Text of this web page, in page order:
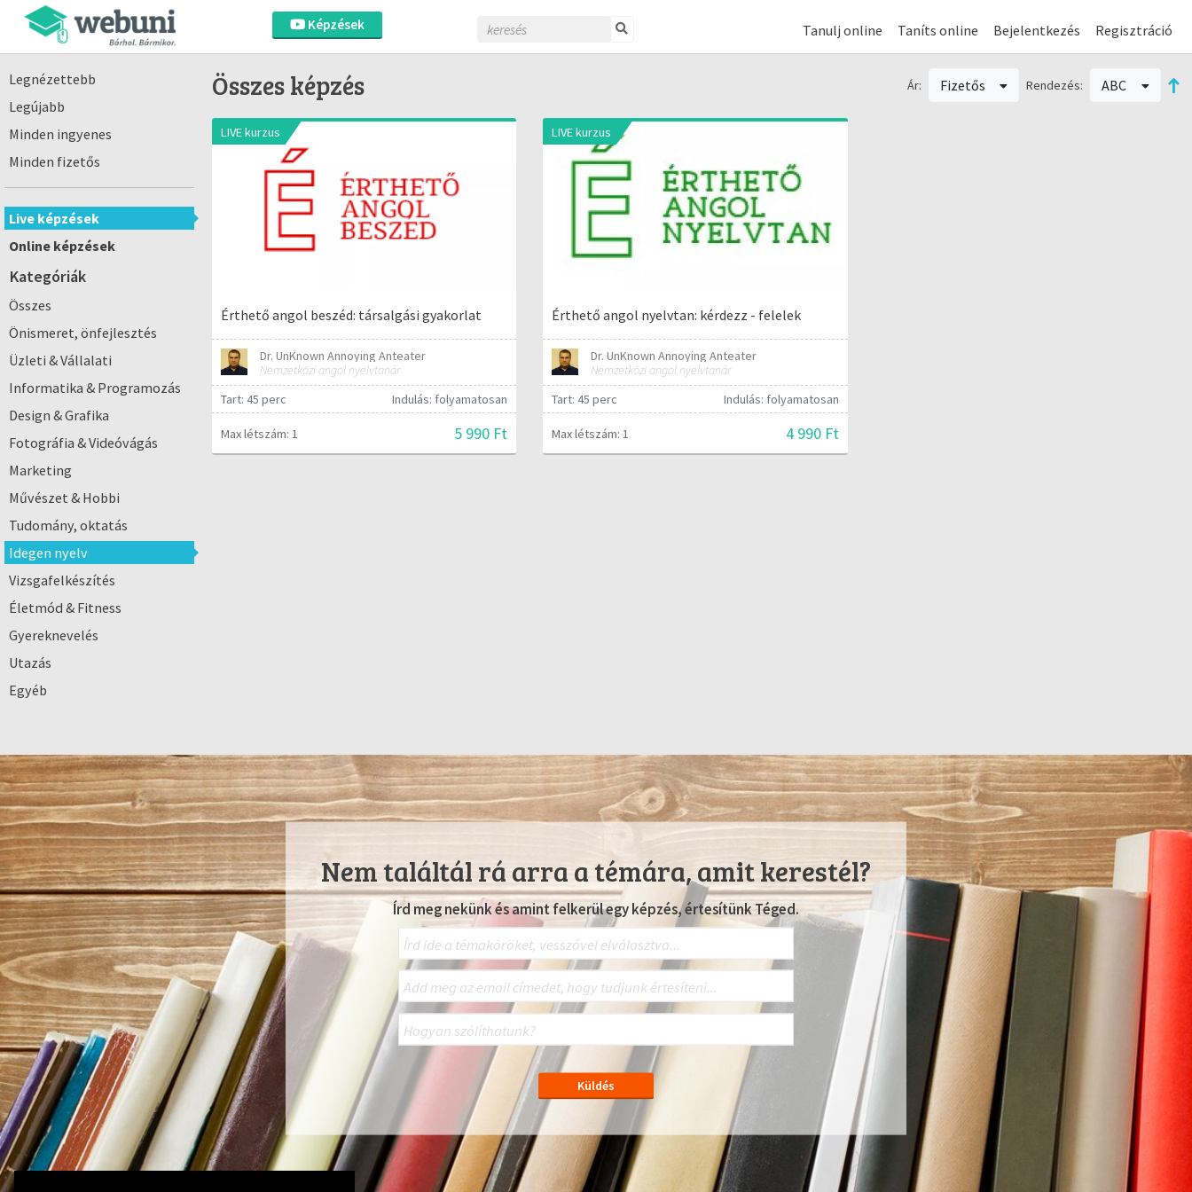
Képzések Tanulj online Taníts online Bejelentkezés Regisztráció
Legnézettebb
Legújabb
Minden ingyenes
Minden fizetős
Live képzések
Online képzések
Kategóriák
Összes
Önismeret, önfejlesztés
Üzleti & Vállalati
Informatika & Programozás
Design & Grafika
Fotográfia & Videóvágás
Marketing
Művészet & Hobbi
Tudomány, oktatás
Idegen nyelv
Vizsgafelkészítés
Életmód & Fitness
Gyereknevelés
Utazás
Egyéb
Összes képzés Ár: Fizetős Rendezés: ABC
LIVE kurzus
Érthető angol beszéd: társalgási gyakorlat
Dr. UnKnown Annoying Anteater
Nemzetközi angol nyelvtanár
Tart: 45 perc
Indulás: folyamatosan
Max létszám: 1 5 990 Ft
LIVE kurzus
Érthető angol nyelvtan: kérdezz - felelek
Dr. UnKnown Annoying Anteater
Nemzetközi angol nyelvtanár
Tart: 45 perc
Indulás: folyamatosan
Max létszám: 1 4 990 Ft
Nem találtál rá arra a témára, amit kerestél?
Írd meg nekünk és amint felkerül egy képzés, értesítünk Téged.